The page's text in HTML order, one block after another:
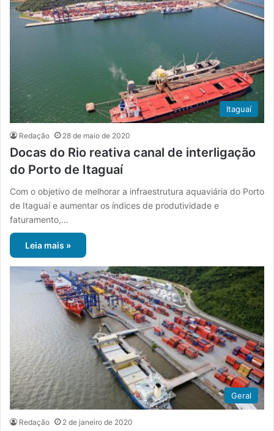
Itaguaí
Redação 28 de maio de 2020
Docas do Rio reativa canal de interligação
do Porto de Itaguaí
Com o objetivo de melhorar a infraestrutura aquaviária do Porto
de Itaguaí e aumentar os índices de produtividade e
faturamento,…
Leia mais »
Geral
Redação 2 de janeiro de 2020